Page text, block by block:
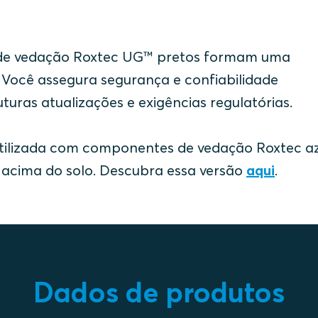
vedação Roxtec UG™ pretos formam uma
assegura segurança e confiabilidade
atualizações e exigências regulatórias.
com componentes de vedação Roxtec
do solo. Descubra essa versão aqui.
Dados de produtos